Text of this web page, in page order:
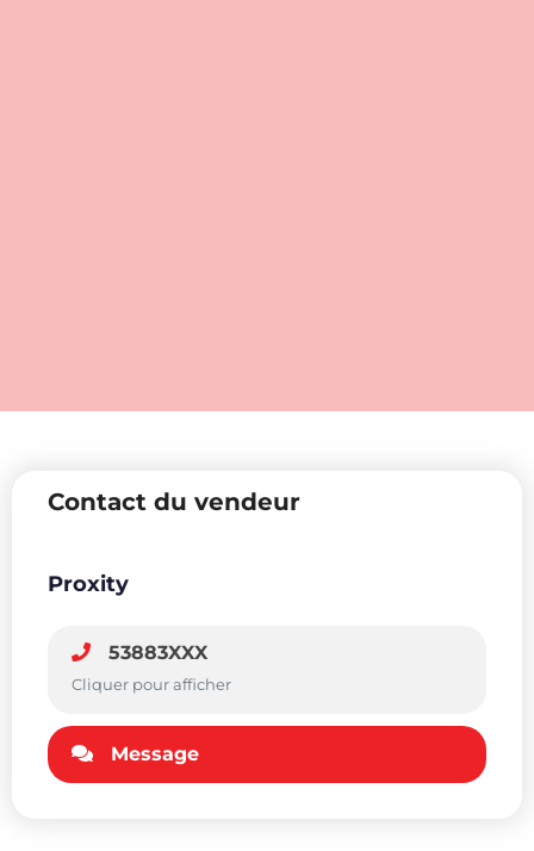
Contact du vendeur
Proxity
53883XXX
Cliquer pour afficher
Message